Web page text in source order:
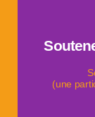
(une
aider la